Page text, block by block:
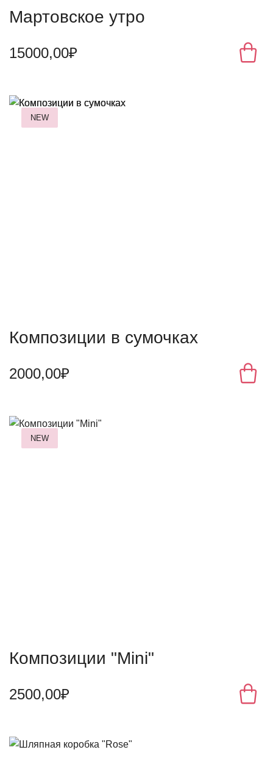
Мартовское утро
15000,00₽
NEW
Композиции в сумочках
2000,00₽
NEW
Композиции "Mini"
2500,00₽